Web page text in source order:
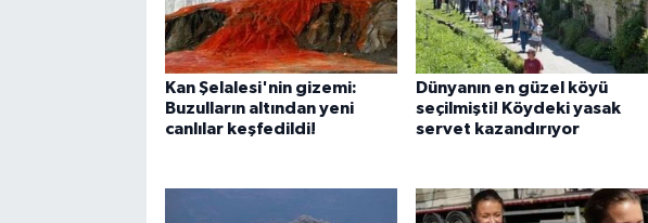
Kan Şelalesi'nin gizemi:
Buzulların altından yeni
canlılar keşfedildi!
Dünyanın en güzel köyü
seçilmişti! Köydeki yasak
servet kazandırıyor